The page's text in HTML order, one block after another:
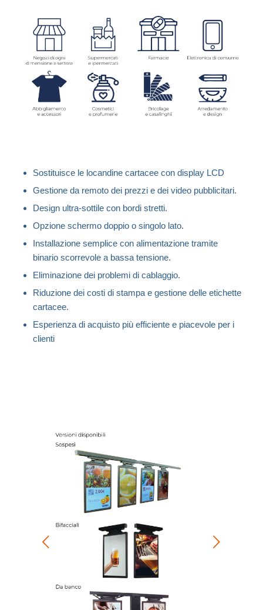
Sostituisce le locandine cartacee con display LCD
Gestione da remoto dei prezzi e dei video pubblicitari.
Design ultra-sottile con bordi stretti.
Opzione schermo doppio o singolo lato.
Installazione semplice con alimentazione tramite
binario scorrevole a bassa tensione.
Eliminazione dei problemi di cablaggio.
Riduzione dei costi di stampa e gestione delle etichette
cartacee.
Esperienza di acquisto più efficiente e piacevole per i
clienti
Posteriore